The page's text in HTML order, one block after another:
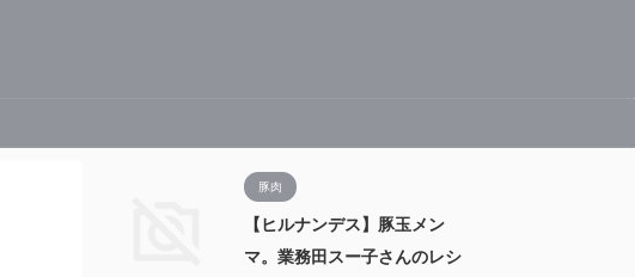
豚肉
【ヒルナンデス】豚玉メン
マ。業務田スー子さんのレシ